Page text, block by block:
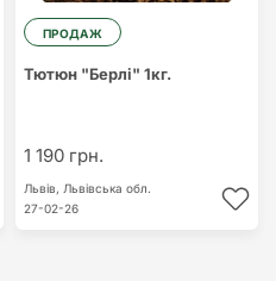
ПРОДАЖ
Тютюн "Берлі" 1кг.
1 190 грн.
Львів, Львівська обл.
27-02-26